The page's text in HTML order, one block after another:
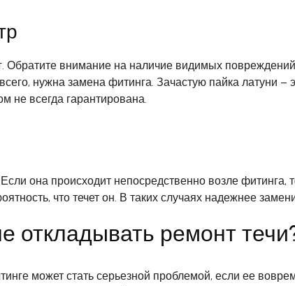
Обратите внимание на наличие видимых
нужна замена фитинга. Зачастую пайка латуни
не всегда гарантирована.
она происходит непосредственно возле
что течет он. В таких случаях надежнее
откладывать ремонт
может стать серьезной проблемой, если ее